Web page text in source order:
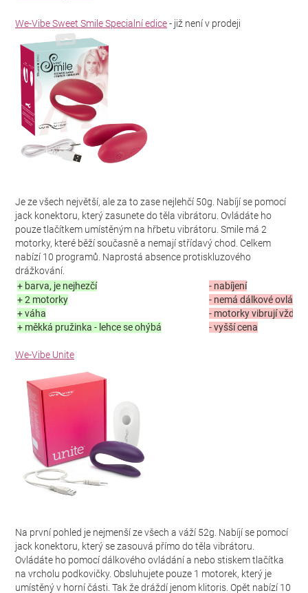
We-Vibe Sweet Smile Specialní edice- již není v prodeji
Je ze všech největší, ale za to zase nejlehčí 50g. Nabíjí se pomocí
jack konektoru, který zasunete do těla vibrátoru. Ovládáte ho
pouze tlačítkem umístěným na hřbetu vibrátoru. Smile má 2
motorky, které běží současně a nemají střídavý chod. Celkem
nabízí 10 programů. Naprostá absence protiskluzového
drážkování.
+ barva, je nejhezčí
- nabíjení
+ 2 motorky
- nemá dálkové
+ váha
- motorky vibrují vždy
+ měkká pružinka - lehce se ohýbá
- vyšší cena
We-Vibe Unite
Na první pohled je nejmenší ze všech a váží 52g. Nabíjí se pomocí
jack konektoru, který se zasouvá přímo do těla vibrátoru.
Ovládáte ho pomocí dálkového ovládání a nebo stiskem tlačítka
na vrcholu podkovičky. Obsluhujete pouze 1 motorek, který je
umístěný v horní části. Tak že dráždí jenom klitoris. Opět nabízí 10